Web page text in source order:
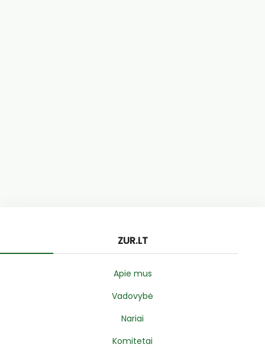
ZUR.LT
Apie mus
Vadovybė
Nariai
Komitetai